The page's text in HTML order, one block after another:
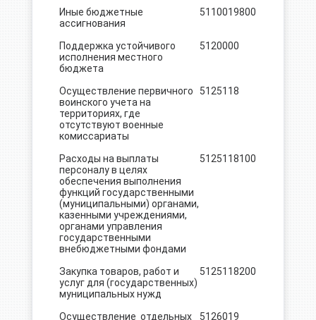
Иные бюджетные
ассигнования
5110019800
Поддержка устойчивого
исполнения местного
бюджета
5120000
Осуществление первичного
воинского учета на
территориях, где
отсутствуют военные
комиссариаты
5125118
Расходы на выплаты
персоналу в целях
обеспечения выполнения
функций государственными
(муниципальными) органами,
казенными учреждениями,
органами управления
государственными
внебюджетными фондами
5125118100
Закупка товаров, работ и
услуг для (государственных)
муниципальных нужд
5125118200
Осуществление отдельных
5126019